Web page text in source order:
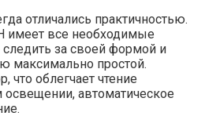
отличались практичностью.
имеет все необходимые
за своей формой и
максимально простой.
что облегчает чтение
освещении, автоматическое